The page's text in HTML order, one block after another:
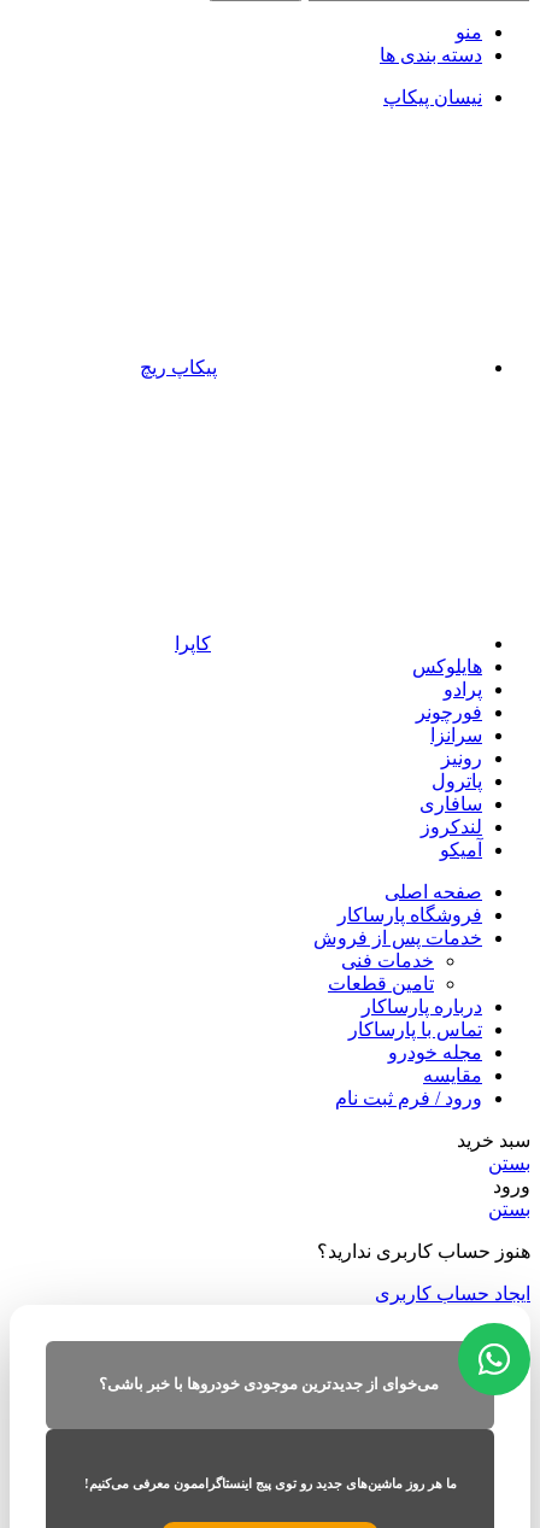
منو
دسته بندی ها
نیسان پیکاپ
پیکاپ ریچ
کاپرا
هایلوکس
پرادو
فورچونر
سرانزا
رونیز
پاترول
سافاری
لندکروز
آمیکو
صفحه اصلی
فروشگاه پارساکار
خدمات پس از فروش
خدمات فنی
تامین قطعات
درباره پارساکار
تماس با پارساکار
مجله خودرو
مقایسه
ورود / فرم ثبت نام
سبد خرید
بستن
ورود
بستن
هنوز حساب کاربری ندارید؟
ایجاد حساب کاربری
می‌خوای از جدیدترین موجودی خودروها با خبر باشی؟
ما هر روز ماشین‌های جدید رو توی پیج اینستاگراممون معرفی می‌کنیم!